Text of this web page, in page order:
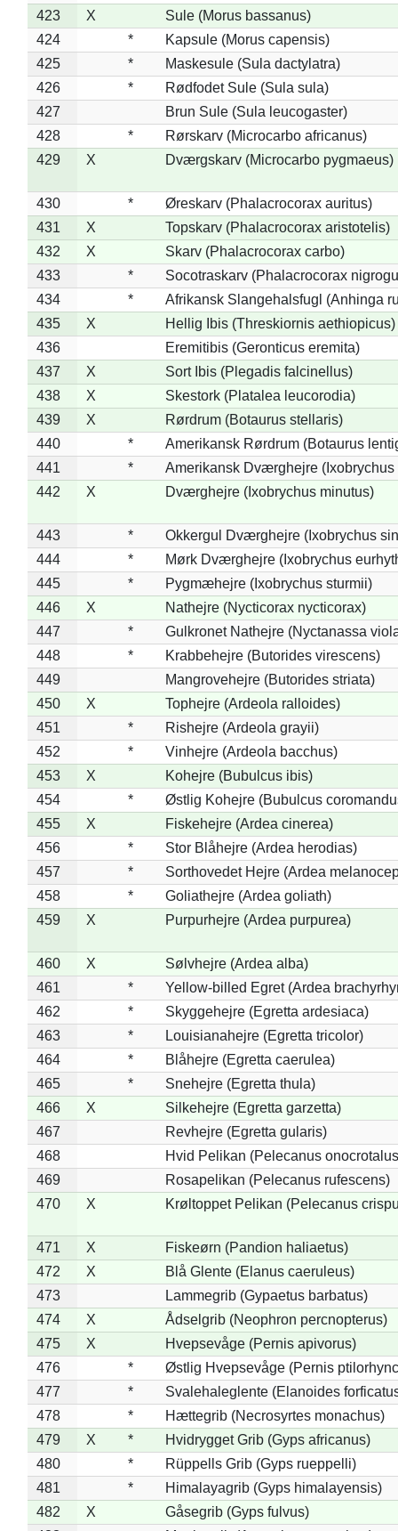
423
X
Sule (Morus bassanus)
424
*
Kapsule (Morus capensis)
425
*
Maskesule (Sula dactylatra)
426
*
Rødfodet Sule (Sula sula)
427
Brun Sule (Sula leucogaster)
428
*
Rørskarv (Microcarbo africanus)
429
X Dværgskarv (Microcarbo pygmaeus)
430 *
Øreskarv (Phalacrocorax auritus)
431
X
Topskarv (Phalacrocorax aristotelis)
432
X
Skarv (Phalacrocorax carbo)
433
*
Socotraskarv (Phalacrocorax
434
*
Afrikansk Slangehalsfugl (Anhinga
435
X
Hellig Ibis (Threskiornis aethiopicus)
436
Eremitibis (Geronticus eremita)
437
X
Sort Ibis (Plegadis falcinellus)
438
X
Skestork (Platalea leucorodia)
439
X
Rørdrum (Botaurus stellaris)
440
*
Amerikansk Rørdrum (Botaurus
441
*
Amerikansk Dværghejre (Ixobrychus
442
X Dværghejre (Ixobrychus minutus)
443 *
Okkergul Dværghejre (Ixobrychus
444
*
Mørk Dværghejre (Ixobrychus
445
*
Pygmæhejre (Ixobrychus sturmii)
446
X
Nathejre (Nycticorax nycticorax)
447
*
Gulkronet Nathejre (Nyctanassa
448
*
Krabbehejre (Butorides virescens)
449
Mangrovehejre (Butorides striata)
450
X
Tophejre (Ardeola ralloides)
451
*
Rishejre (Ardeola grayii)
452
*
Vinhejre (Ardeola bacchus)
453
X
Kohejre (Bubulcus ibis)
454
*
Østlig Kohejre (Bubulcus
455
X
Fiskehejre (Ardea cinerea)
456
*
Stor Blåhejre (Ardea herodias)
457
*
Sorthovedet Hejre (Ardea
458
*
Goliathejre (Ardea goliath)
459
X Purpurhejre (Ardea purpurea)
460 X
Sølvhejre (Ardea alba)
461
*
Yellow-billed Egret (Ardea
462
*
Skyggehejre (Egretta ardesiaca)
463
*
Louisianahejre (Egretta tricolor)
464
*
Blåhejre (Egretta caerulea)
465
*
Snehejre (Egretta thula)
466
X
Silkehejre (Egretta garzetta)
467
Revhejre (Egretta gularis)
468
Hvid Pelikan (Pelecanus
469
Rosapelikan (Pelecanus rufescens)
470
X Krøltoppet Pelikan (Pelecanus
471 X
Fiskeørn (Pandion haliaetus)
472
X
Blå Glente (Elanus caeruleus)
473
Lammegrib (Gypaetus barbatus)
474
X
Ådselgrib (Neophron percnopterus)
475
X
Hvepsevåge (Pernis apivorus)
476
*
Østlig Hvepsevåge (Pernis
477
*
Svalehaleglente (Elanoides
478
*
Hættegrib (Necrosyrtes monachus)
479
X *
Hvidrygget Grib (Gyps africanus)
480
*
Rüppells Grib (Gyps rueppelli)
481
*
Himalayagrib (Gyps himalayensis)
482
X
Gåsegrib (Gyps fulvus)